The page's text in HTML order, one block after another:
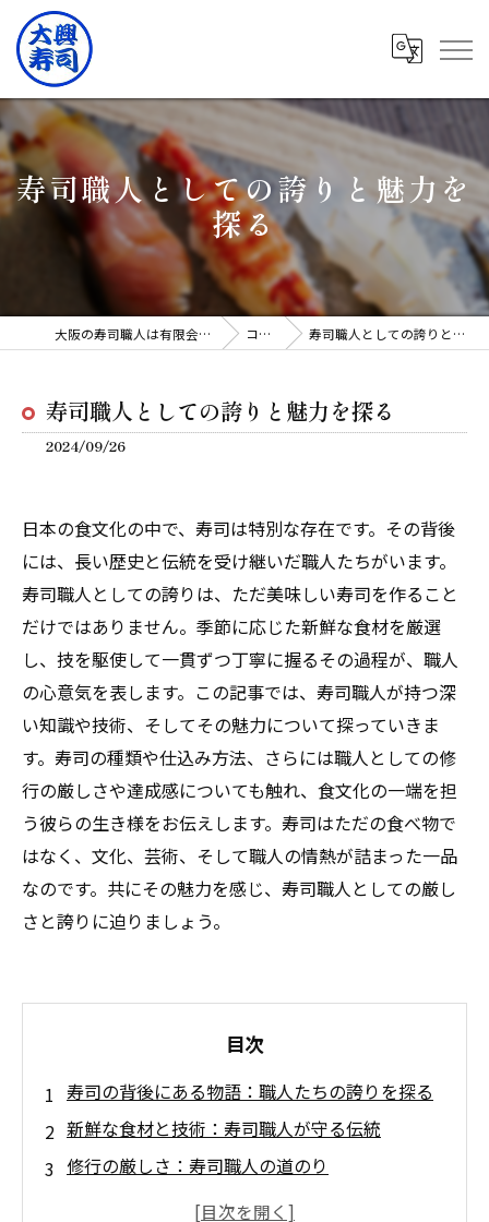
寿司職人としての誇りと魅力を
探る
大阪の寿司職人は有限会社大興寿司 コラム 寿司職人としての誇りと魅力を探る
寿司職人としての誇りと魅力を探る
2024/09/26
日本の食文化の中で、寿司は特別な存在です。その背後
には、長い歴史と伝統を受け継いだ職人たちがいます。
寿司職人としての誇りは、ただ美味しい寿司を作ること
だけではありません。季節に応じた新鮮な食材を厳選
し、技を駆使して一貫ずつ丁寧に握るその過程が、職人
の心意気を表します。この記事では、寿司職人が持つ深
い知識や技術、そしてその魅力について探っていきま
す。寿司の種類や仕込み方法、さらには職人としての修
行の厳しさや達成感についても触れ、食文化の一端を担
う彼らの生き様をお伝えします。寿司はただの食べ物で
はなく、文化、芸術、そして職人の情熱が詰まった一品
なのです。共にその魅力を感じ、寿司職人としての厳し
さと誇りに迫りましょう。
目次
寿司の背後にある物語：職人たちの誇りを探る
新鮮な食材と技術：寿司職人が守る伝統
修行の厳しさ：寿司職人の道のり
一貫の中に込められた情熱と技